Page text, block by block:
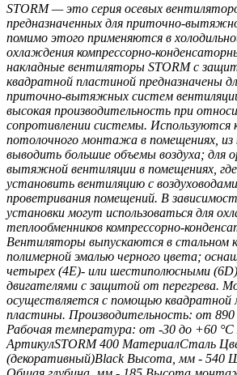
STORM — это серия осевых
предназначенных для приточно-
помимо этого применяются в
охлаждения компрессорно-
накладные вентиляторы STORM с
квадратной пластиной предназначены
приточно-вытяжных систем
высокая производительность при
сопротивлении системы. Используются
потолочного монтажа в помещениях,
выводить большие объемы воздуха; для
вытяжной вентиляции в помещениях,
установить вентиляцию с
проветривания помещений. В
установки могут использоваться для
теплообменников компрессорно-
Вентиляторы выпускаются в стальном
полимерной эмалью черного цвета;
четырех (4Е)- или шестиполюсными
двигателями с защитой от перегрева.
осуществляется с помощью
пластины. Производительность: от 890
Рабочая температура: от -30 до +60
АртикулSTORM 400 МатериалСталь
(декоративный)Black Высота, мм - 540